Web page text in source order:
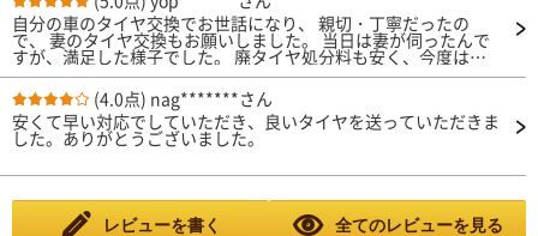
自分の車のタイヤ交換でお世話になり、 親切・丁寧だったの
で、 妻のタイヤ交換もお願いしました。 当日は妻が伺ったんで
すが、満足した様子でした。 廃タイヤ処分料も安く、今度は息
子の車もお願いする予定です。 ありがとうございました。
(4.0点) nag*******さん
安くて早い対応でしていただき、良いタイヤを送っていただきま
した。ありがとうございました。
レビューを書く 全てのレビューを見る